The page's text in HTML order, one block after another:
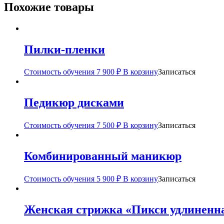
Похожие товары
Пилки-пленки
Стоимость обучения 7 900 ₽ В корзинуЗаписаться
Педикюр дисками
Стоимость обучения 7 500 ₽ В корзинуЗаписаться
Комбинированный маникюр
Стоимость обучения 5 900 ₽ В корзинуЗаписаться
Женская стрижка «Пикси